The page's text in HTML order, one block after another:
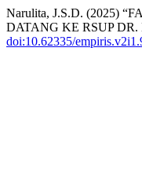
Narulita, J.S.D. (2025)
DATANG KE RSUP
doi:10.62335/